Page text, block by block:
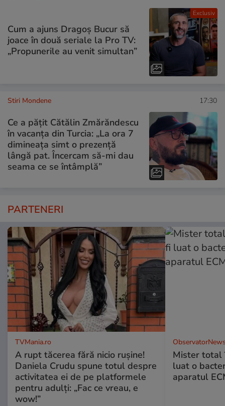
Exclusiv
Cum a ajuns Dragoș Bucur să
joace în două seriale la Pro TV:
„Propunerile au venit simultan”
Stiri Mondene 17:30
Ce a pățit Cătălin Zmărăndescu
în vacanța din Turcia: „La ora 7
dimineața simt o prezență
lângă pat. Încercam să-mi dau
seama ce se întâmplă”
PARTENERI
TVMania.ro
A rupt tăcerea fără nicio rușine!
Daniela Crudu spune totul despre
activitatea ei de pe platformele
pentru adulți: „Fac ce vreau, e
wow!”
Mister total
luat o
aparatul